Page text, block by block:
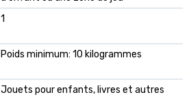
1
Poids minimum: 10 kilogrammes
Jouets pour enfants, livres et autres